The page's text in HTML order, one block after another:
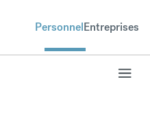
PersonnelEntreprises